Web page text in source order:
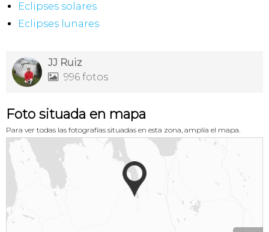
Eclipses solares
Eclipses lunares
JJ Ruiz
 996 fotos
Foto situada en mapa
Para ver todas las fotografías situadas en esta zona, amplía el mapa.